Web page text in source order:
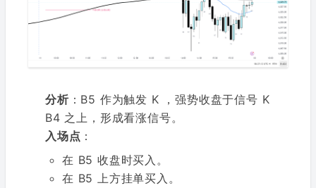
分析：B5 作为触发 K ，强势收盘于信号 K
B4 之上，形成看涨信号。
入场点 ：
在 B5 收盘时买入。
在 B5 上方挂单买入。